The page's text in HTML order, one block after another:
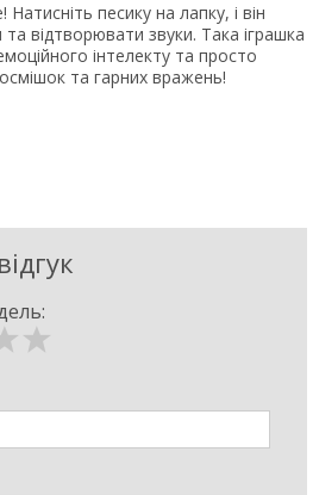
песику на лапку, і він
відтворювати звуки. Така іграшка
інтелекту та просто
та гарних вражень!